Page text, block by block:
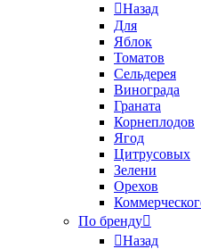
Назад
Для
Яблок
Томатов
Cельдерея
Винограда
Граната
Корнеплодов
Ягод
Цитрусовых
Зелени
Орехов
По бренду
Назад